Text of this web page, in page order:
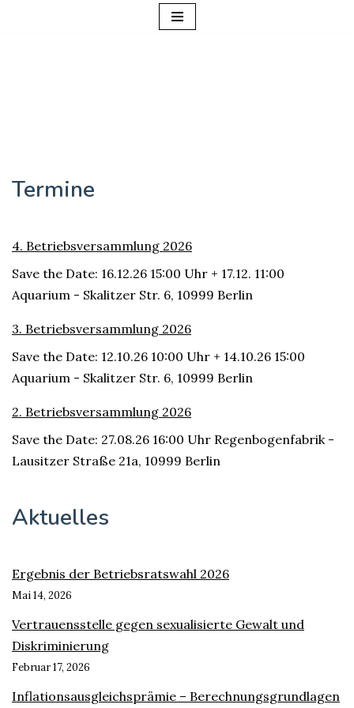
Termine
4. Betriebsversammlung 2026
Save the Date: 16.12.26 15:00 Uhr + 17.12. 11:00
Aquarium - Skalitzer Str. 6, 10999 Berlin
3. Betriebsversammlung 2026
Save the Date: 12.10.26 10:00 Uhr + 14.10.26 15:00
Aquarium - Skalitzer Str. 6, 10999 Berlin
2. Betriebsversammlung 2026
Save the Date: 27.08.26 16:00 Uhr Regenbogenfabrik -
Lausitzer Straße 21a, 10999 Berlin
Aktuelles
Ergebnis der Betriebsratswahl 2026
Mai 14, 2026
Vertrauensstelle gegen sexualisierte Gewalt und
Diskriminierung
Februar 17, 2026
Inflationsausgleichsprämie – Berechnungsgrundlagen